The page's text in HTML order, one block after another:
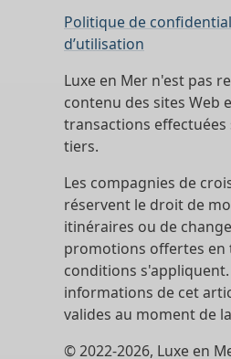
Politique de
d’utilisation
Luxe en Mer n'est pas
contenu des sites Web
transactions effectuées
tiers.
Les compagnies de
réservent le droit de
itinéraires ou de
promotions offertes en
conditions s'appliquent.
informations de cet
valides au moment de
© 2022-2026, Luxe en